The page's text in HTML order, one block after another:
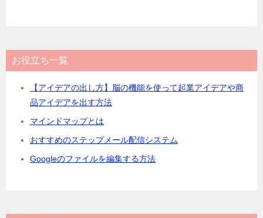
お役立ち一覧
【アイデアの出し方】脳の機能を使って起業アイデアや商
品アイデアを出す方法
マインドマップとは
おすすめのステップメール配信システム
Googleのファイルを編集する方法